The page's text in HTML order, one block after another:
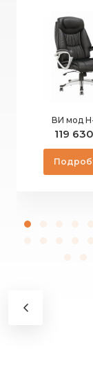
ВИ мод Н-
119